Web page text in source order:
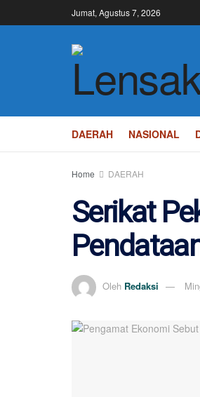
Jumat, Agustus 7, 2026
DAERAH NASIONAL
Home DAERAH
Serikat
Oleh Redaksi